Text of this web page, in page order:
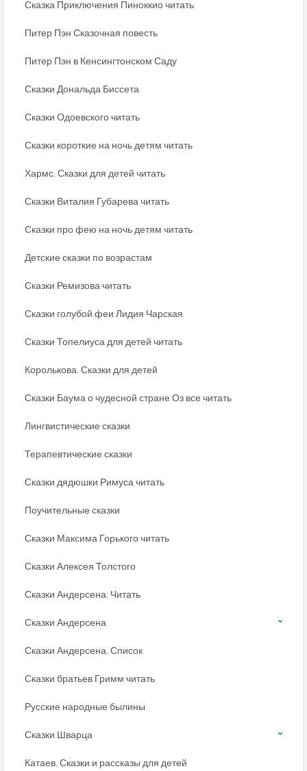
Сказка Приключения Пиноккио читать
Питер Пэн Сказочная повесть
Питер Пэн в Кенсингтонском Саду
Сказки Дональда Биссета
Сказки Одоевского читать
Сказки короткие на ночь детям читать
Хармс. Сказки для детей читать
Сказки Виталия Губарева читать
Сказки про фею на ночь детям читать
Детские сказки по возрастам
Сказки Ремизова читать
Сказки голубой феи Лидия Чарская
Сказки Топелиуса для детей читать
Королькова. Сказки для детей
Сказки Баума о чудесной стране Оз все читать
Лингвистические сказки
Терапевтические сказки
Сказки дядюшки Римуса читать
Поучительные сказки
Сказки Максима Горького читать
Сказки Алексея Толстого
Сказки Андерсена. Читать
Сказки Андерсена
Сказки Андерсена. Список
Сказки братьев Гримм читать
Русские народные былины
Сказки Шварца
Катаев. Сказки и рассказы для детей